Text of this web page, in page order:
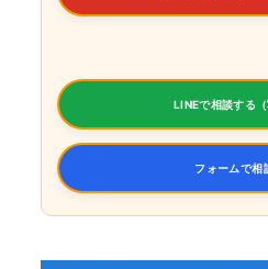
LINEで相談する（
フォームで相